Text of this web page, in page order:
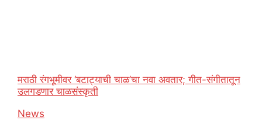
मराठी रंगभूमीवर ‘बटाट्याची चाळ’चा नवा अवतार; गीत-संगीतातून
उलगडणार चाळसंस्कृती
In relation to
News